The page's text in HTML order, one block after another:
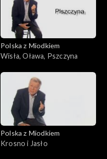
Polska z Miodkiem
Wisła, Oława, Pszczyna
Polska z Miodkiem
Krosno i Jasło